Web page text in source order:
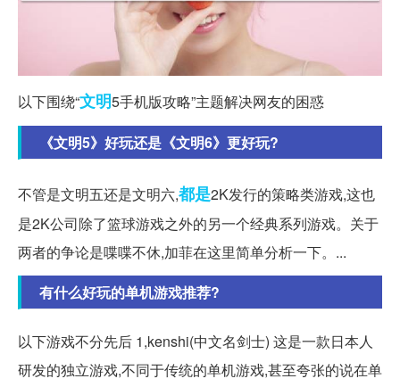
以下围绕“文明5手机版攻略”主题解决网友的困惑
《文明5》好玩还是《文明6》更好玩?
不管是文明五还是文明六,都是2K发行的策略类游戏,这也
是2K公司除了篮球游戏之外的另一个经典系列游戏。关于
两者的争论是喋喋不休,加菲在这里简单分析一下。...
有什么好玩的单机游戏推荐?
以下游戏不分先后 1,kenshi(中文名剑士) 这是一款日本人
研发的独立游戏,不同于传统的单机游戏,甚至夸张的说在单